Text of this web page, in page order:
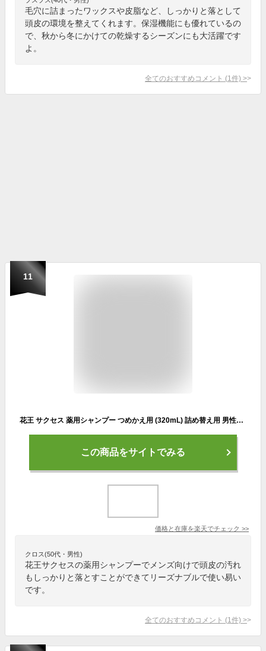
毛穴に詰まったワックスや皮脂など、しっかりと落として
頭皮の環境を整えてくれます。保湿機能にも優れているの
で、秋から冬にかけての乾燥するシーズンにも大活躍です
よ。
全てのおすすめコメント (1 件) >
11
花王 サクセス 薬用シャンプー つめかえ用 (320mL) 詰め替え用 男性用 メンズシャンプー 【医薬部外品】
この商品をサイトでみる
価格と在庫を楽天でチェック >>
クロス(50代・男性)
花王サクセスの薬用シャンプーでメンズ向けで頭皮の汚れ
もしっかりと落とすことができてリーズナブルで使い易い
です。
全てのおすすめコメント (1 件) >